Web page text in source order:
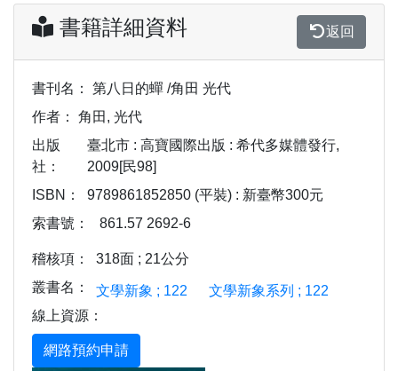
書籍詳細資料 返回
書刊名：
第八日的蟬 /角田 光代
作者：
角田, 光代
出版
社：
臺北市 : 高寶國際出版 : 希代多媒體發行,
2009[民98]
ISBN：
9789861852850 (平裝) : 新臺幣300元
索書號：
861.57 2692-6
稽核項：
318面 ; 21公分
叢書名：
文學新象 ; 122
文學新象系列 ; 122
線上資源：